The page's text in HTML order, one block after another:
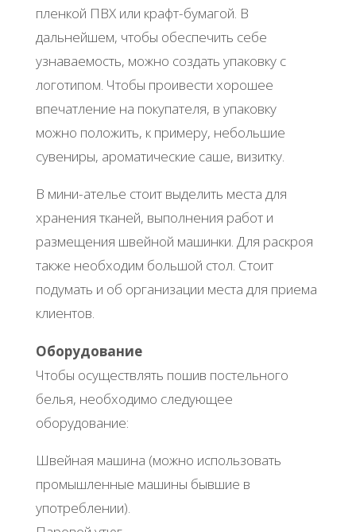
пленкой ПВХ или крафт-бумагой. В
дальнейшем, чтобы обеспечить себе
узнаваемость, можно создать упаковку с
логотипом. Чтобы проивести хорошее
впечатление на покупателя, в упаковку
можно положить, к примеру, небольшие
сувениры, ароматические саше, визитку.
В мини-ателье стоит выделить места для
хранения тканей, выполнения работ и
размещения швейной машинки. Для раскроя
также необходим большой стол. Стоит
подумать и об организации места для приема
клиентов.
Оборудование
Чтобы осуществлять пошив постельного
белья, необходимо следующее
оборудование:
Швейная машина (можно использовать
промышленные машины бывшие в
употреблении).